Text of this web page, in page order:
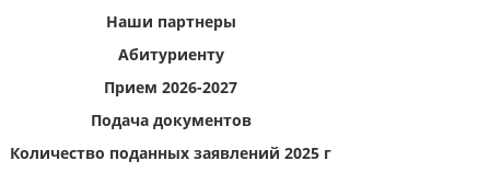
Наши партнеры
Абитуриенту
Прием 2026-2027
Подача документов
Количество поданных заявлений 2025 г